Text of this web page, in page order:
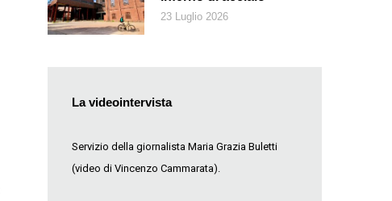
23 Luglio 2026
La videointervista
Servizio della giornalista Maria Grazia Buletti
(video di Vincenzo Cammarata).